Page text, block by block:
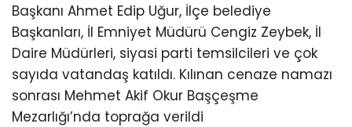
Başkanı Ahmet Edip Uğur, İlçe belediye
Başkanları, İl Emniyet Müdürü Cengiz Zeybek, İl
Daire Müdürleri, siyasi parti temsilcileri ve çok
sayıda vatandaş katıldı. Kılınan cenaze namazı
sonrası Mehmet Akif Okur Başçeşme
Mezarlığı’nda toprağa verildi